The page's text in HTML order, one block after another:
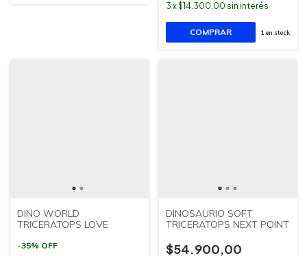
3 x$14.300,00 sin interés
1 en stock
DINO WORLD
TRICERATOPS LOVE
-35% OFF
DINOSAURIO SOFT
TRICERATOPS NEXT POINT
$54.900,00